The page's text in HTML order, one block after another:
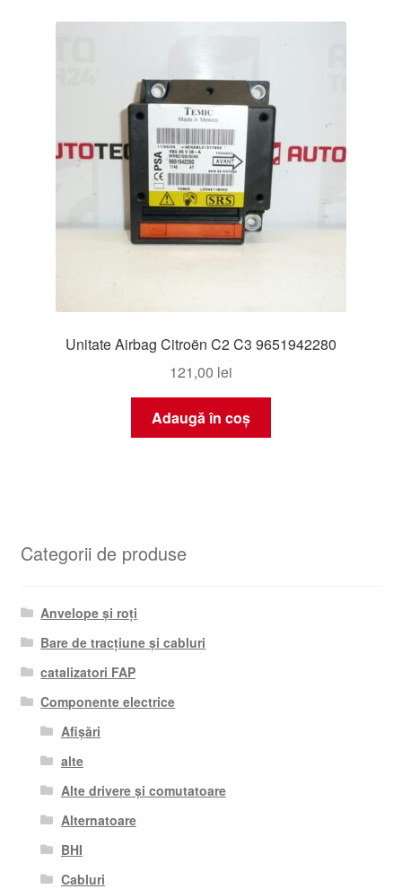
Unitate Airbag Citroën C2 C3 9651942280
121,00 lei
Adaugă în coș
Categorii de produse
Anvelope și roți
Bare de tracțiune și cabluri
catalizatori FAP
Componente electrice
Afișări
alte
Alte drivere și comutatoare
Alternatoare
BHI
Cabluri